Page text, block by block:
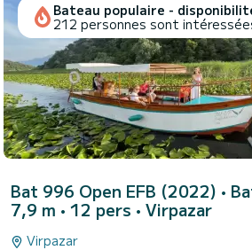
Bateau populaire -
212 personnes sont
Bat 996 Open EFB (2022) •
7,9 m • 12 pers • Virpazar
Virpazar